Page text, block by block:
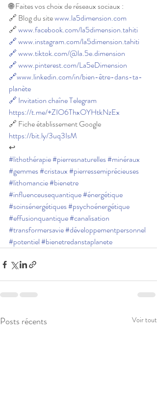
🌐 Faites vos choix de réseaux sociaux :
🔗 Blog du site www.la5dimension.com
🔗 www.facebook.com/la5dimension.tahiti
🔗www.instagram.com/la5dimension.tahiti
🔗www.tiktok.com/@la.5e.dimension
🔗www.pinterest.com/La5eDimension
🔗www.linkedin.com/in/bien-être-dans-ta-
planète
🔗 Invitation chaîne Telegram
https://t.me/+ZIO6ThxOYHtkNzEx
🔗 Fiche établissement Google
https://bit.ly/3uq3IsM
↩
#lithothérapie#pierresnaturelles#minéraux
#gemmes#cristaux#pierressemiprécieuses
#lithomancie#bienetre
#influenceusequantique#énergétique
#soinsénergétiques#psychoénergétique
#effusionquantique#canalisation
#transformersavie#développementpersonnel
#potentiel#bienetredanstaplanete
Posts récents Voir tout